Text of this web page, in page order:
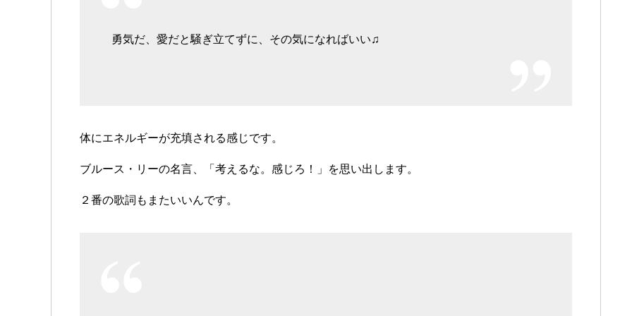
勇気だ、愛だと騒ぎ立てずに、その気になればいい♫
体にエネルギーが充填される感じです。
ブルース・リーの名言、「考えるな。感じろ！」を思い出します。
２番の歌詞もまたいいんです。